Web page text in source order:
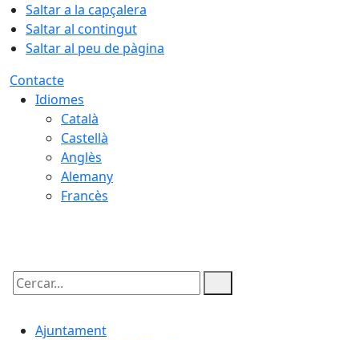
Saltar a la capçalera
Saltar al contingut
Saltar al peu de pàgina
Contacte
Idiomes
Català
Castellà
Anglès
Alemany
Francès
Cercar:
Ajuntament